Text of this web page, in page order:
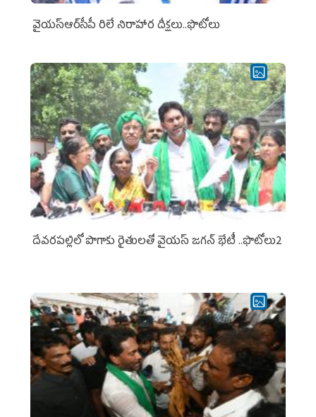
వైయ‌స్ఆర్‌సీపీ రిలే నిరాహార దీక్షలు..ఫొటోలు
దేవరపల్లిలో పొగాకు రైతులతో వైయస్ జగన్ భేటీ ..ఫొటోలు2